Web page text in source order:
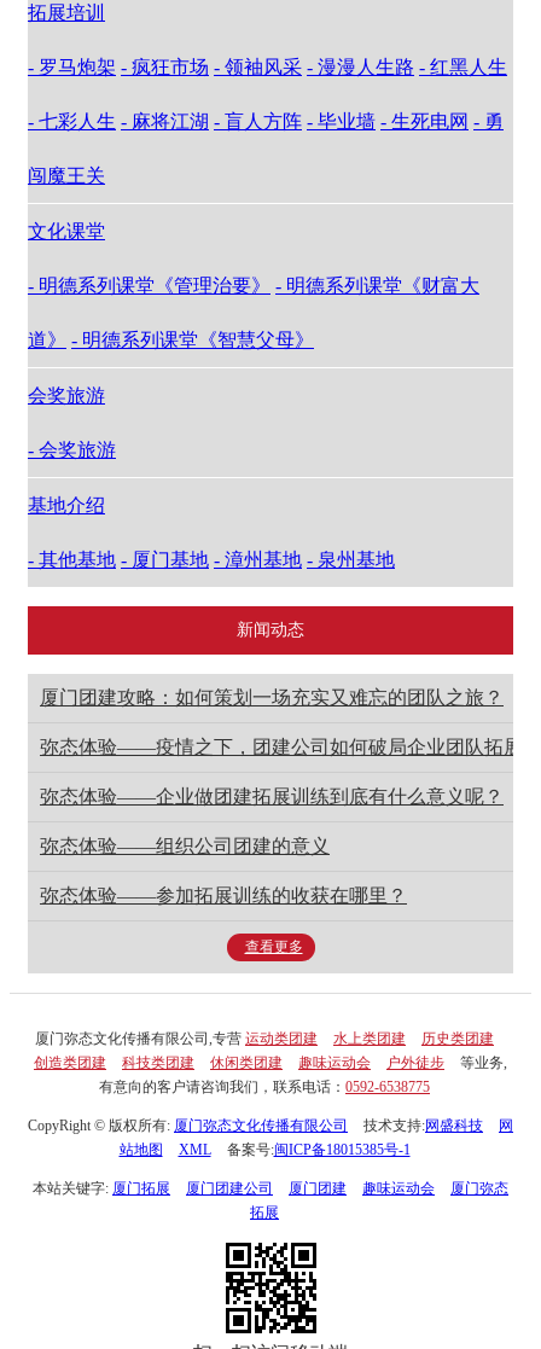
拓展培训
- 罗马炮架 - 疯狂市场 - 领袖风采 - 漫漫人生路 - 红黑人生
- 七彩人生 - 麻将江湖 - 盲人方阵 - 毕业墙 - 生死电网 - 勇
闯魔王关
文化课堂
- 明德系列课堂《管理治要》 - 明德系列课堂《财富大
道》 - 明德系列课堂《智慧父母》
会奖旅游
- 会奖旅游
基地介绍
- 其他基地 - 厦门基地 - 漳州基地 - 泉州基地
新闻动态
厦门团建攻略：如何策划一场充实又难忘的团队之旅？
弥态体验——疫情之下，团建公司如何破局企业团队拓展
弥态体验——企业做团建拓展训练到底有什么意义呢？
弥态体验——组织公司团建的意义
弥态体验——参加拓展训练的收获在哪里？
查看更多
厦门弥态文化传播有限公司,专营 运动类团建 水上类团建
历史类团建
创造类团建
科技类团建 休闲类团建 趣味运动会 户外徒步
等业务,
有意向的客户请咨询我们，联系电话： 0592-6538775
CopyRight © 版权所有: 厦门弥态文化传播有限公司 技术支持:网盛科技
网
站地图
XML 备案号:闽ICP备18015385号-1
本站关键字: 厦门拓展 厦门团建公司 厦门团建 趣味运动会
厦门弥态
拓展